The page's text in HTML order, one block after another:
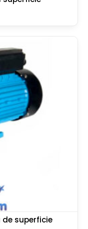
de superficie